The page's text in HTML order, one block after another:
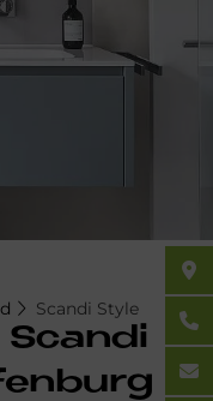
Scandi Style
Scan­di